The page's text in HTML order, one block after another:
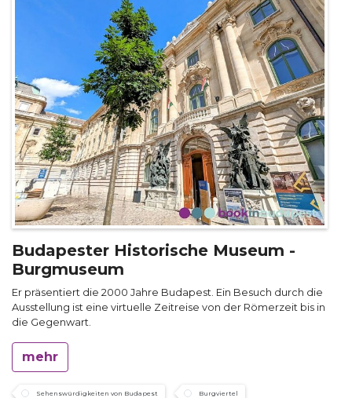
Budapester Historische Museum -
Burgmuseum
Er präsentiert die 2000 Jahre Budapest. Ein Besuch durch die
Ausstellung ist eine virtuelle Zeitreise von der Römerzeit bis in
die Gegenwart.
mehr
Sehenswürdigkeiten von Budapest Burgviertel